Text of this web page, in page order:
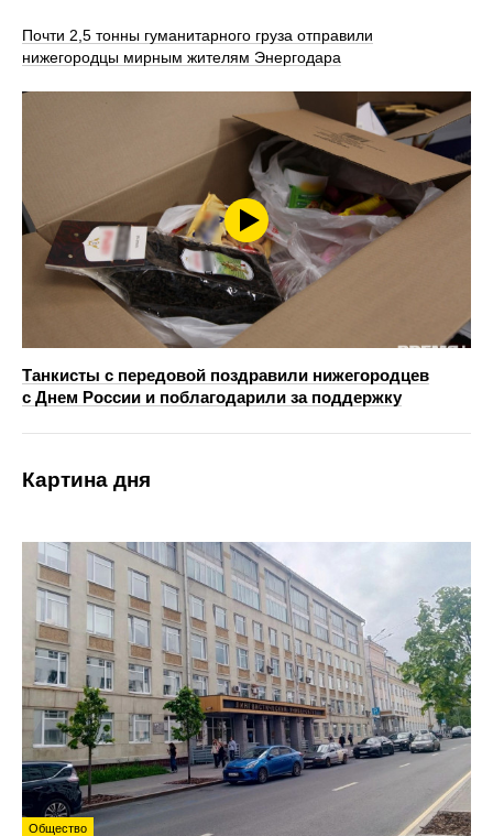
Почти 2,5 тонны гуманитарного груза отправили
нижегородцы мирным жителям Энергодара
Танкисты с передовой поздравили нижегородцев
с Днем России и поблагодарили за поддержку
Картина дня
Общество